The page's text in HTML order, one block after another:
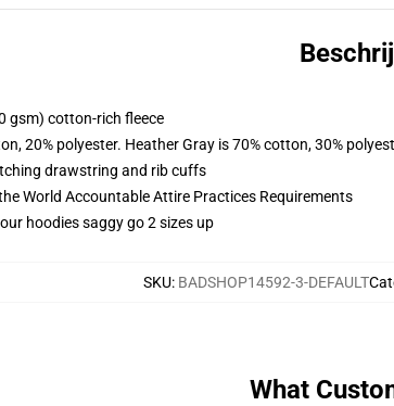
gsm) cotton-rich fleece
20% polyester. Heather Gray is 70% cotton, 30%
drawstring and rib cuffs
World Accountable Attire Practices Requirements
hoodies saggy go 2 sizes up
SKU: BADSHOP14592-3-DEFAULT
What